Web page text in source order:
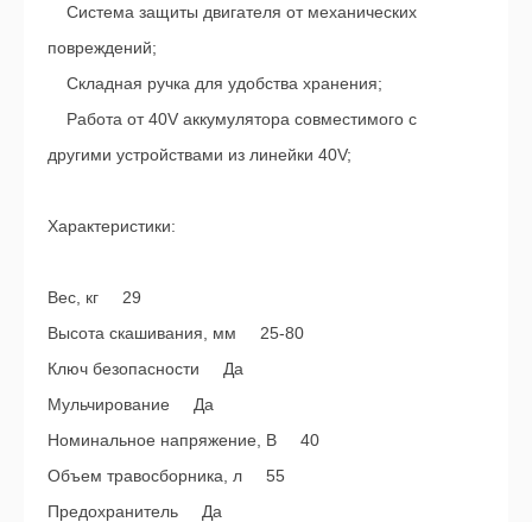
Система защиты двигателя от механических
повреждений;
Складная ручка для удобства хранения;
Работа от 40V аккумулятора совместимого с
другими устройствами из линейки 40V;
Характеристики:
Вес, кг 29
Высота скашивания, мм 25-80
Ключ безопасности Да
Мульчирование Да
Номинальное напряжение, В 40
Объем травосборника, л 55
Предохранитель Да